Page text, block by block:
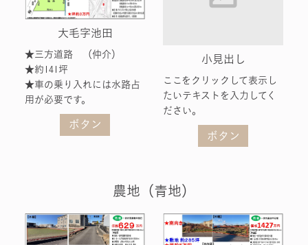
大毛字池田
★三方道路 （仲介）
★約141坪
★車の乗り入れには水路占
用が必要です。
ボタン
小見出し
ここをクリックして表示し
たいテキストを入力してく
ださい。
ボタン
農地（青地）